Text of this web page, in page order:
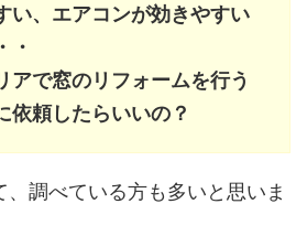
い、エアコンが効きやすい
・
アで窓のリフォームを行う
依頼したらいいの？
、調べている方も多いと思いま